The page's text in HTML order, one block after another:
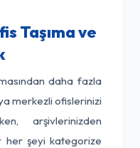
Taşıma ve
daha fazla
merkezli ofislerinizi
arşivlerinizden
her şeyi kategorize